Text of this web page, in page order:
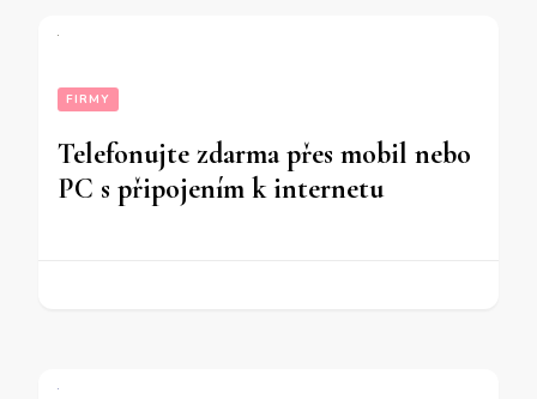
FIRMY
Telefonujte zdarma přes mobil nebo
PC s připojením k internetu